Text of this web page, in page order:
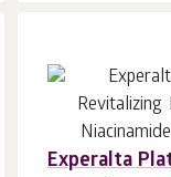
Experalta